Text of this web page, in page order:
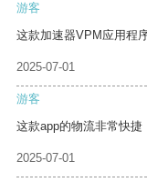
游客
这款加速器VPM应用程
2025-07-01
游客
这款app的物流非常快捷
2025-07-01